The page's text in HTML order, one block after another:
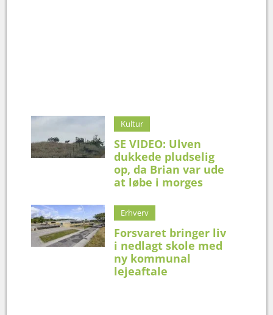
Kultur
SE VIDEO: Ulven
dukkede pludselig
op, da Brian var ude
at løbe i morges
Erhverv
Forsvaret bringer liv
i nedlagt skole med
ny kommunal
lejeaftale